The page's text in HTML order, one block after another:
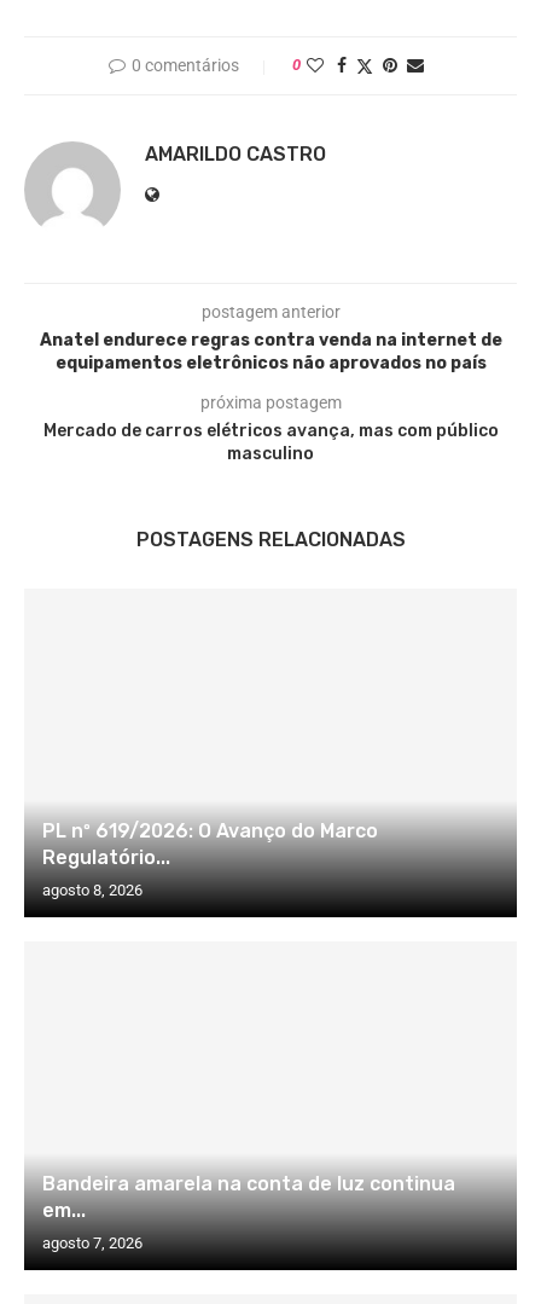
0 comentários 0
AMARILDO CASTRO
postagem anterior
Anatel endurece regras contra venda na internet de
equipamentos eletrônicos não aprovados no país
próxima postagem
Mercado de carros elétricos avança, mas com público
masculino
POSTAGENS RELACIONADAS
PL nº 619/2026: O Avanço do Marco
Regulatório...
agosto 8, 2026
Bandeira amarela na conta de luz continua
em...
agosto 7, 2026